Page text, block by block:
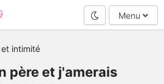
Mode nuit
Menu
et intimité
père et j'amerais